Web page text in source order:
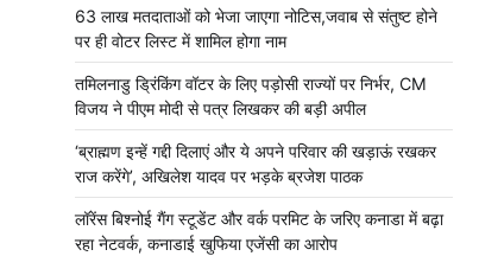
63 लाख मतदाताओं को भेजा जाएगा नोटिस,जवाब से संतुष्ट होने
पर ही वोटर लिस्ट में शामिल होगा नाम
तमिलनाडु ड्रिंकिंग वॉटर के लिए पड़ोसी राज्यों पर निर्भर, CM
विजय ने पीएम मोदी से पत्र लिखकर की बड़ी अपील
‘ब्राह्मण इन्हें गद्दी दिलाएं और ये अपने परिवार की खड़ाऊं रखकर
राज करेंगे’, अखिलेश यादव पर भड़के ब्रजेश पाठक
लॉरेंस बिश्नोई गैंग स्टूडेंट और वर्क परमिट के जरिए कनाडा में बढ़ा
रहा नेटवर्क, कनाडाई खुफिया एजेंसी का आरोप